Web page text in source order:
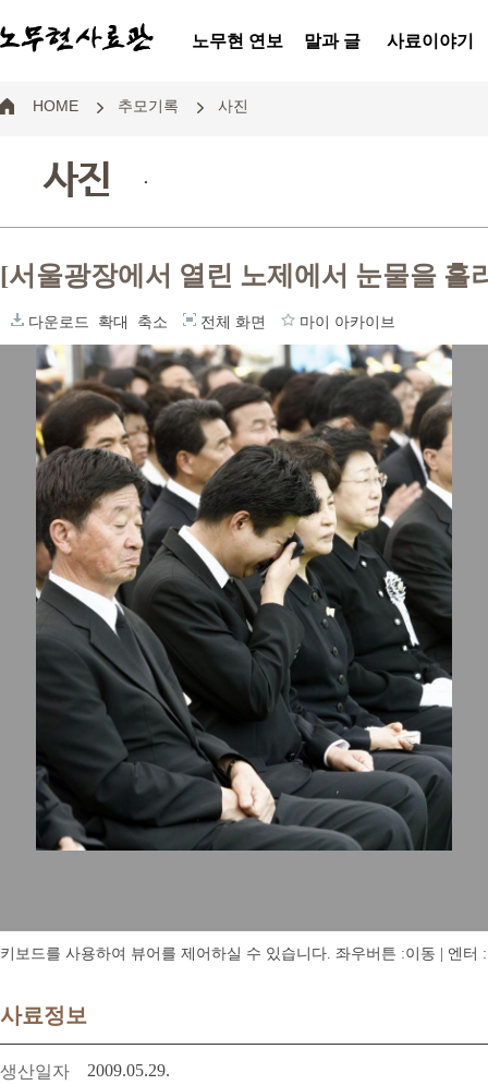
노무현 연보 말과 글 사료이야기
HOME 추모기록 사진
사진 .
[서울광장에서 열린 노제에서 눈물을 흘
다운로드 확대 축소 전체 화면 마이 아카이브
키보드를 사용하여 뷰어를 제어하실 수 있습니다. 좌우버튼 :이동 | 엔터
사료정보
생산일자 2009.05.29.